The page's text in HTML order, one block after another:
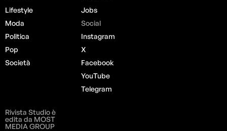
Lifestyle
Moda
Politica
Pop
Società
Jobs
Social
Instagram
X
Facebook
YouTube
Telegram
Rivista Studio è
edita da MOST
MEDIA GROUP